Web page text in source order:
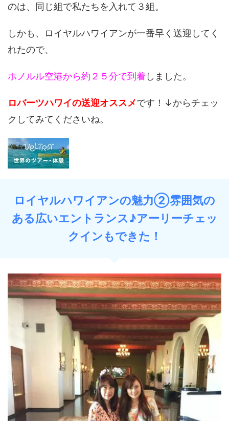
のは、同じ組で私たちを入れて３組。
しかも、ロイヤルハワイアンが一番早く送迎してく
れたので、
ホノルル空港から約２５分で到着しました。
ロバーツハワイの送迎オススメです！↓からチェッ
クしてみてくださいね。
ロイヤルハワイアンの魅力②雰囲気の
ある広いエントランス♪アーリーチェッ
クインもできた！